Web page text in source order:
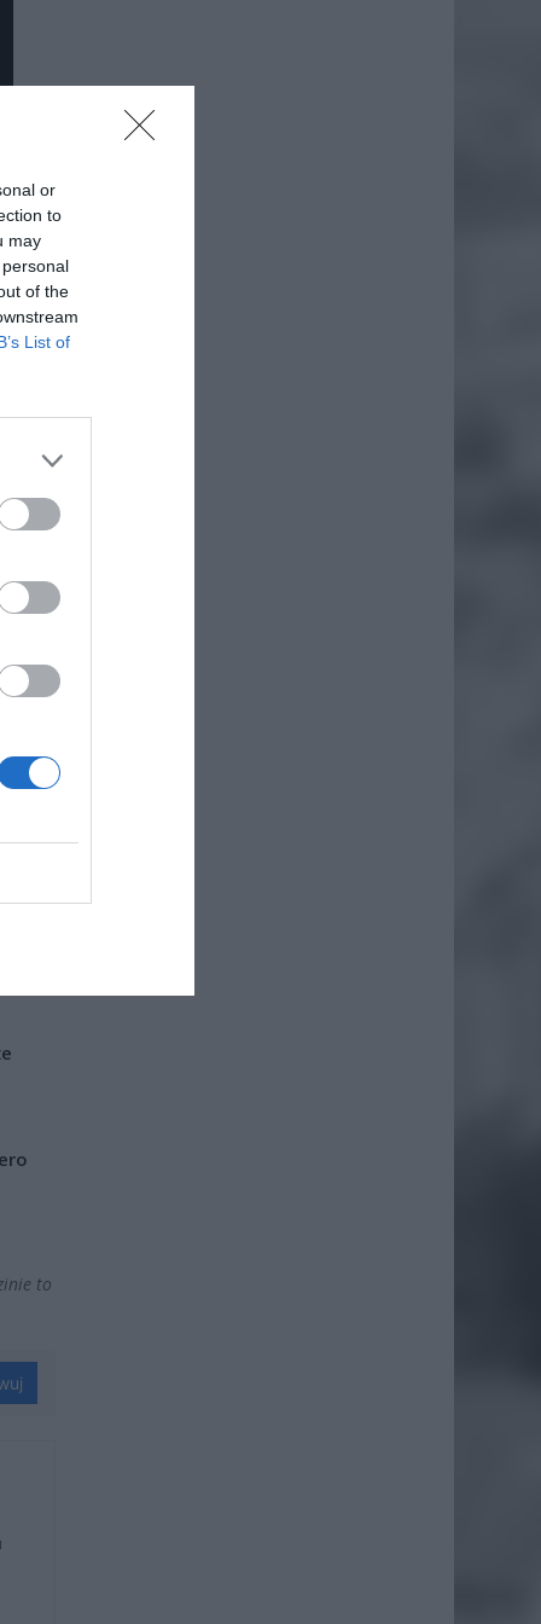
or
to
may
of the
List of
to